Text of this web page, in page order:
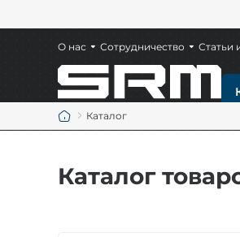
О нас Сотрудничество Статьи
Каталог
Каталог